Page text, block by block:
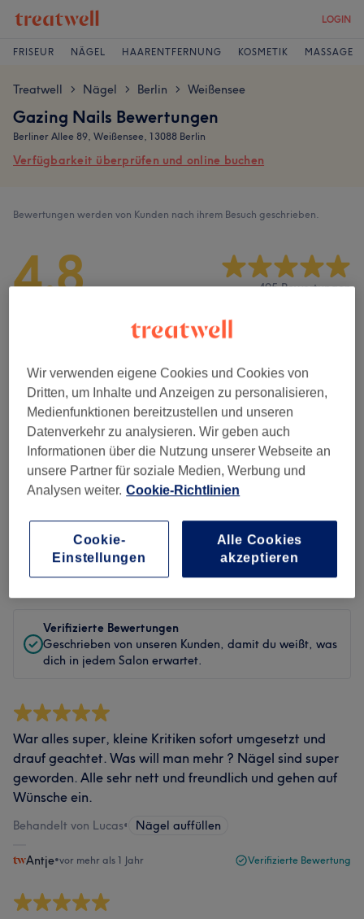
LOGIN
FRISEUR NÄGEL HAARENTFERNUNG KOSMETIK MASSAGE
Treatwell > Nägel > Berlin > Weißensee
Gazing Nails Bewertungen
Berliner Allee 89, Weißensee, 13088 Berlin
Verfügbarkeit überprüfen und online buchen
Bewertungen werden von Kunden nach ihrem Besuch geschrieben.
4,8 495 Bewertungen
Sauberkeit
Service
Bewertungen filtern
Behandlung Alle Bewertungen
Bewertung Nach Sternen filtern
Verifizierte Bewertungen
Geschrieben von unseren Kunden, damit du weißt, was
dich in jedem Salon erwartet.
War alles super, kleine Kritiken sofort umgesetzt und
drauf geachtet. Was will man mehr ? Nägel sind super
geworden. Alle sehr nett und freundlich und gehen auf
Wünsche ein.
Behandelt von Lucas• Nägel auffüllen
Antje•vor mehr als 1 Jahr Verifizierte Bewertung
Wir verwenden eigene Cookies und Cookies von
Dritten, um Inhalte und Anzeigen zu personalisieren,
Medienfunktionen bereitzustellen und unseren
Datenverkehr zu analysieren. Wir geben auch
Informationen über die Nutzung unserer Webseite an
unsere Partner für soziale Medien, Werbung und
Analysen weiter. Cookie-Richtlinien
Cookie-
Einstellungen
Alle Cookies
akzeptieren